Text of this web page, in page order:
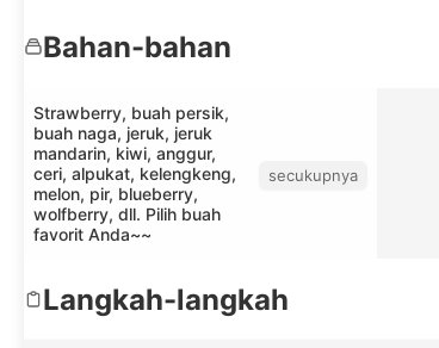
Bahan-bahan
Strawberry, buah persik,
buah naga, jeruk, jeruk
mandarin, kiwi, anggur,
ceri, alpukat, kelengkeng,
melon, pir, blueberry,
wolfberry, dll. Pilih buah
favorit Anda~~
secukupnya
Langkah-langkah